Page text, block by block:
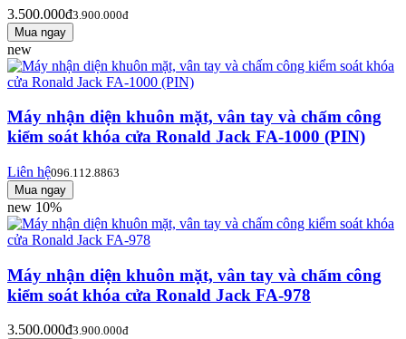
3.500.000đ3.900.000đ
new
Máy nhận diện khuôn mặt, vân tay và chấm công
kiểm soát khóa cửa Ronald Jack FA-1000 (PIN)
Liên hệ096.112.8863
new 10%
Máy nhận diện khuôn mặt, vân tay và chấm công
kiểm soát khóa cửa Ronald Jack FA-978
3.500.000đ3.900.000đ